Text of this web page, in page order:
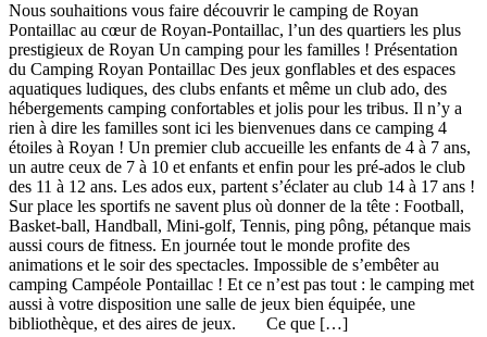
Nous souhaitions vous faire découvrir le camping de Royan
Pontaillac au cœur de Royan-Pontaillac, l’un des quartiers les plus
prestigieux de Royan Un camping pour les familles ! Présentation
du Camping Royan Pontaillac Des jeux gonflables et des espaces
aquatiques ludiques, des clubs enfants et même un club ado, des
hébergements camping confortables et jolis pour les tribus. Il n’y a
rien à dire les familles sont ici les bienvenues dans ce camping 4
étoiles à Royan ! Un premier club accueille les enfants de 4 à 7 ans,
un autre ceux de 7 à 10 et enfants et enfin pour les pré-ados le club
des 11 à 12 ans. Les ados eux, partent s’éclater au club 14 à 17 ans !
Sur place les sportifs ne savent plus où donner de la tête : Football,
Basket-ball, Handball, Mini-golf, Tennis, ping pông, pétanque mais
aussi cours de fitness. En journée tout le monde profite des
animations et le soir des spectacles. Impossible de s’embêter au
camping Campéole Pontaillac ! Et ce n’est pas tout : le camping met
aussi à votre disposition une salle de jeux bien équipée, une
bibliothèque, et des aires de jeux. Ce que […]